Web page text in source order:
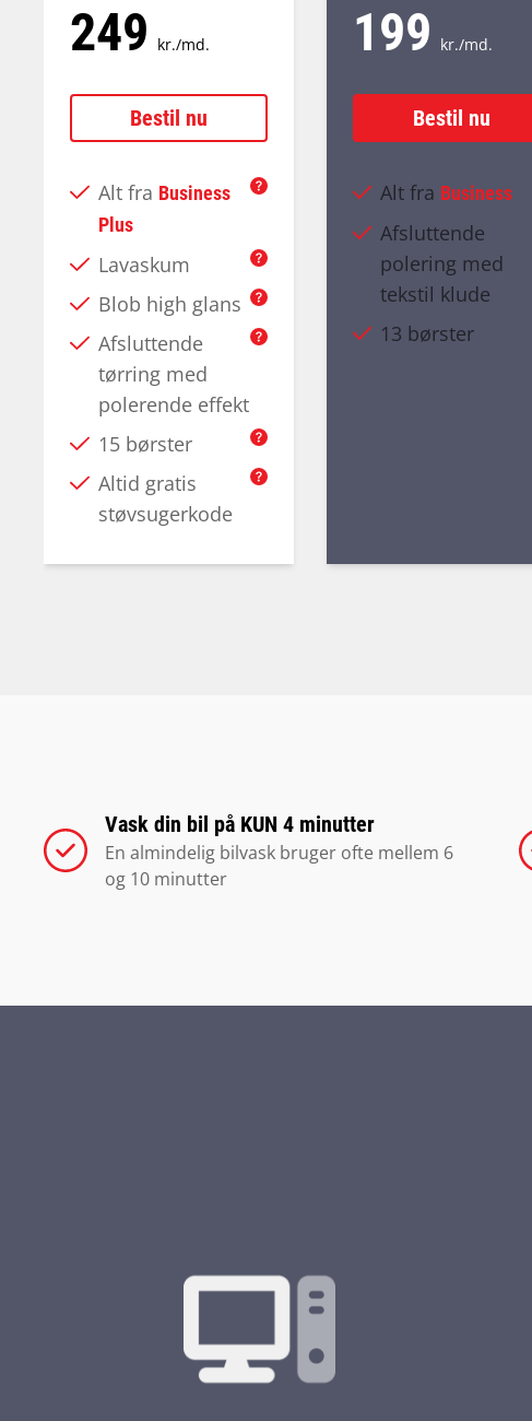
249 kr./md.
Bestil nu
Alt fra Business
Plus
Lavaskum
Blob high glans
Afsluttende
tørring med
polerende effekt
15 børster
Altid gratis
støvsugerkode
199 kr./md.
Bestil nu
Alt fra Business
Afsluttende
polering med
tekstil klude
13 børster
Vask din bil på KUN 4 minutter
En almindelig bilvask bruger ofte mellem 6
og 10 minutter